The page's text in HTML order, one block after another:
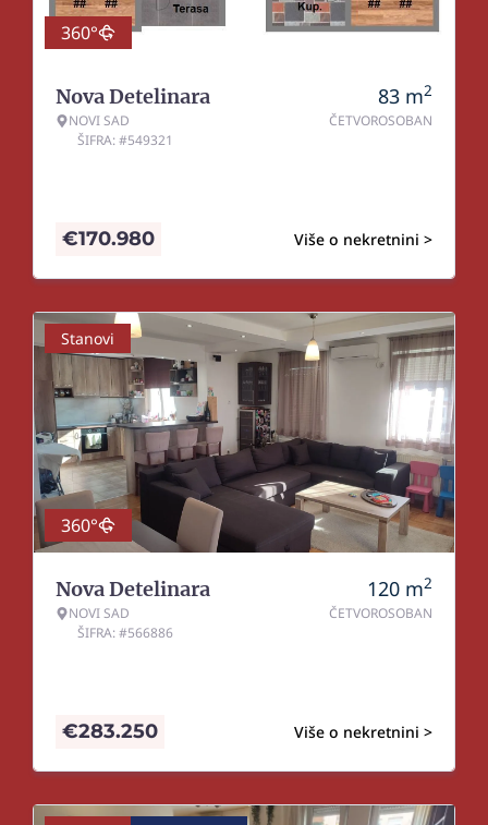
360°
Nova Detelinara
NOVI SAD
ŠIFRA: #549321
83 m2
ČETVOROSOBAN
Više o nekretnini >
€170.980
Stanovi
360°
Nova Detelinara
NOVI SAD
ŠIFRA: #566886
120 m2
ČETVOROSOBAN
Više o nekretnini >
€283.250